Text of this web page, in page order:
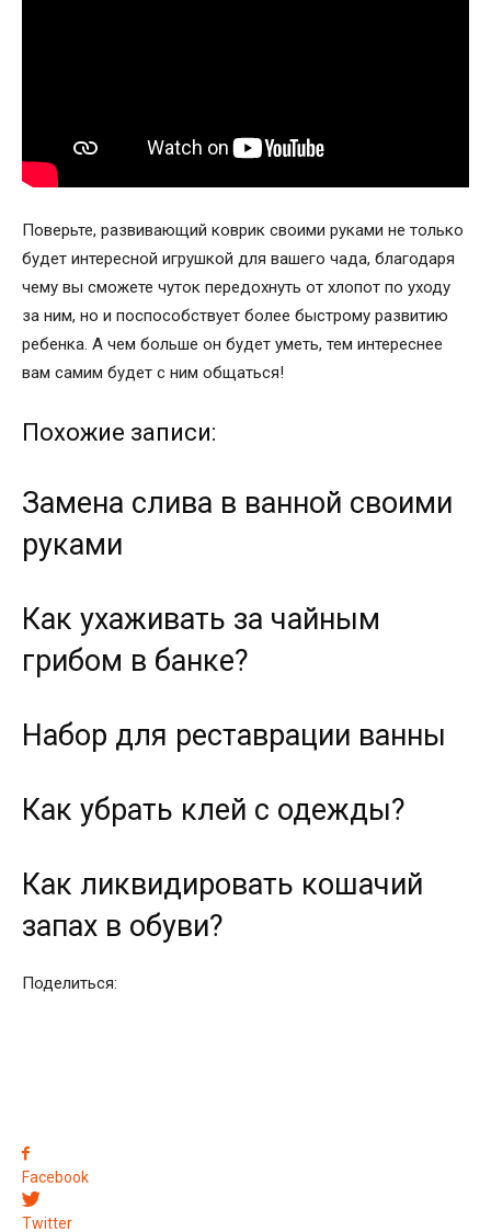
Поверьте, развивающий коврик своими руками не только
будет интересной игрушкой для вашего чада, благодаря
чему вы сможете чуток передохнуть от хлопот по уходу
за ним, но и поспособствует более быстрому развитию
ребенка. А чем больше он будет уметь, тем интереснее
вам самим будет с ним общаться!
Похожие записи:
Замена слива в ванной своими
руками
Как ухаживать за чайным
грибом в банке?
Набор для реставрации ванны
Как убрать клей с одежды?
Как ликвидировать кошачий
запах в обуви?
Поделиться:
Facebook
Twitter